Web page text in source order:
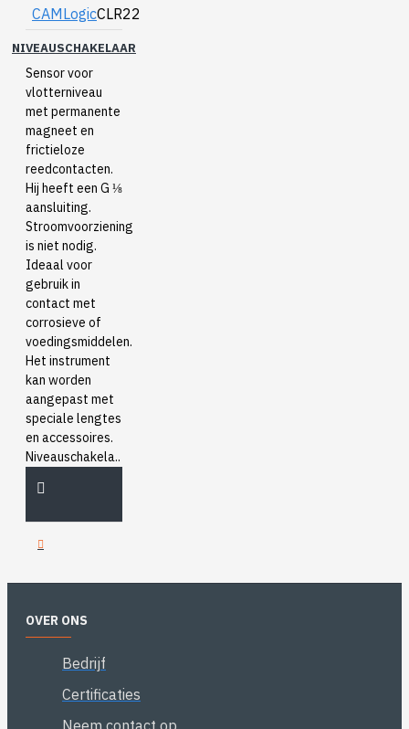
CAMLogicCLR22
NIVEAUSCHAKELAAR
Sensor voor
vlotterniveau
met permanente
magneet en
frictieloze
reedcontacten.
Hij heeft een G ⅛
aansluiting.
Stroomvoorziening
is niet nodig.
Ideaal voor
gebruik in
contact met
corrosieve of
voedingsmiddelen.
Het instrument
kan worden
aangepast met
speciale lengtes
en accessoires.
Niveauschakela..
OVER ONS
Bedrijf
Certificaties
Neem contact op